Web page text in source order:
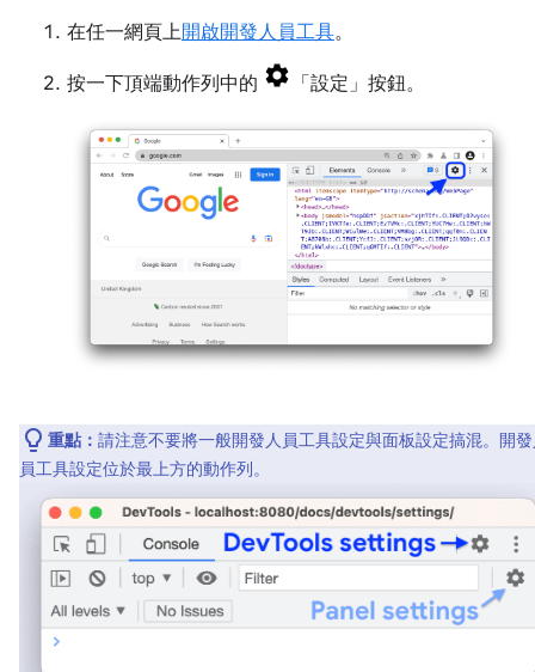
在任一網頁上開啟開發人員工具。
按一下頂端動作列中的 「設定」 按鈕。
重點： 請注意不要將一般開發人員工具設定與面板設定搞混。開
員工具設定位於最上方的動作列。